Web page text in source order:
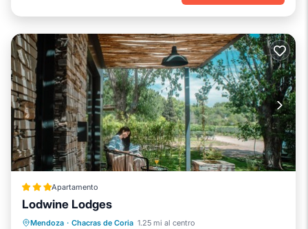
Apartamento
Lodwine Lodges
Mendoza · Chacras de Coria 1.25 mi al centro
Aparcamiento Spa
Balcón/Terraza